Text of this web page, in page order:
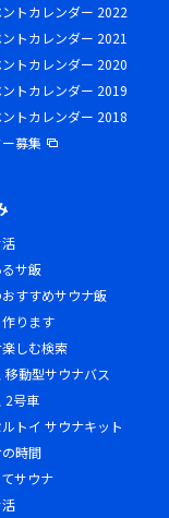
トカレンダー 2022
トカレンダー 2021
トカレンダー 2020
トカレンダー 2019
トカレンダー 2018
募集
サ飯
すすめサウナ飯
ります
しむ検索
移動型サウナバス
2号車
トイ サウナキット
時間
サウナ